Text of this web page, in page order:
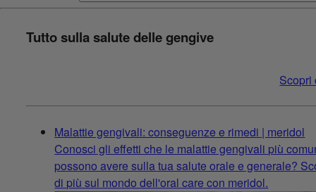
Tutto sulla salute delle gengive
Scopri
Malattie gengivali: conseguenze e rimedi | meridol
Conosci gli effetti che le malattie gengivali più
possono avere sulla tua salute orale e generale?
di più sul mondo dell'oral care con meridol.